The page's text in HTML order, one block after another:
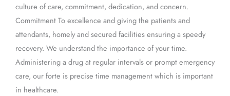
culture of care, commitment, dedication, and concern.
Commitment To excellence and giving the patients and
attendants, homely and secured facilities ensuring a speedy
recovery. We understand the importance of your time.
Administering a drug at regular intervals or prompt emergency
care, our forte is precise time management which is important
in healthcare.